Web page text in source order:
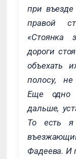
при
правой
«Стоянка
дороги
объехать
полосу,
Еще одно
дальше,
То есть я
Фадеева. И